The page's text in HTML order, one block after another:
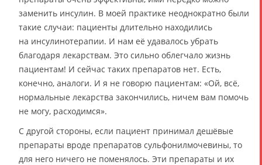
заменить инсулин. В моей практике неоднократно были
такие случаи: пациенты длительно находились
на инсулинотерапии. И нам её удавалось убрать
благодаря лекарствам. Это сильно облегчало жизнь
пациентам! И сейчас таких препаратов нет. Есть,
конечно, аналоги. И я не говорю пациентам: «Ой, всё,
нормальные лекарства закончились, ничем вам помочь
не могу, расходимся».
С другой стороны, если пациент принимал дешёвые
препараты вроде препаратов сульфонилмочевины, то
для него ничего не поменялось. Эти препараты и их